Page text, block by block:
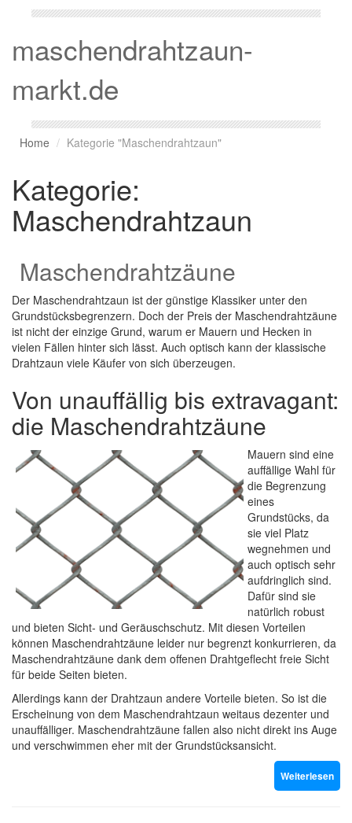
maschendrahtzaun-
markt.de
Home Kategorie "Maschendrahtzaun"
Kategorie:
Maschendrahtzaun
Maschendrahtzäune
Der Maschendrahtzaun ist der günstige Klassiker unter den
Grundstücksbegrenzern. Doch der Preis der Maschendrahtzäune
ist nicht der einzige Grund, warum er Mauern und Hecken in
vielen Fällen hinter sich lässt. Auch optisch kann der klassische
Drahtzaun viele Käufer von sich überzeugen.
Von unauffällig bis extravagant:
die Maschendrahtzäune
Mauern sind eine
auffällige Wahl für
die Begrenzung
eines
Grundstücks, da
sie viel Platz
wegnehmen und
auch optisch sehr
aufdringlich sind.
Dafür sind sie
natürlich robust
und bieten Sicht- und Geräuschschutz. Mit diesen Vorteilen
können Maschendrahtzäune leider nur begrenzt konkurrieren, da
Maschendrahtzäune dank dem offenen Drahtgeflecht freie Sicht
für beide Seiten bieten.
Allerdings kann der Drahtzaun andere Vorteile bieten. So ist die
Erscheinung von dem Maschendrahtzaun weitaus dezenter und
unauffälliger. Maschendrahtzäune fallen also nicht direkt ins Auge
und verschwimmen eher mit der Grundstücksansicht.
Weiterlesen